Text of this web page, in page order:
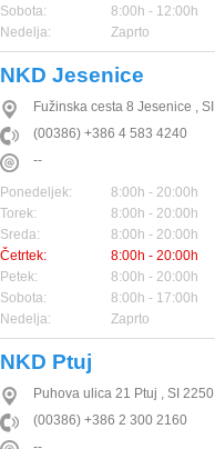
Sobota:
8:00h - 12:00h
Nedelja:
Zaprto
NKD Jesenice
Fužinska cesta 8 Jesenice , SI
(00386) +386 4 583 4240
--
Ponedeljek:
8:00h - 20:00h
Torek:
8:00h - 20:00h
Sreda:
8:00h - 20:00h
Četrtek:
8:00h - 20:00h
Petek:
8:00h - 20:00h
Sobota:
8:00h - 17:00h
Nedelja:
Zaprto
NKD Ptuj
Puhova ulica 21 Ptuj , SI 2250
(00386) +386 2 300 2160